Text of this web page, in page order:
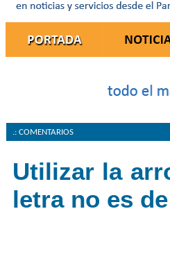
.: COMENTARIOS
Utilizar la
letra no es